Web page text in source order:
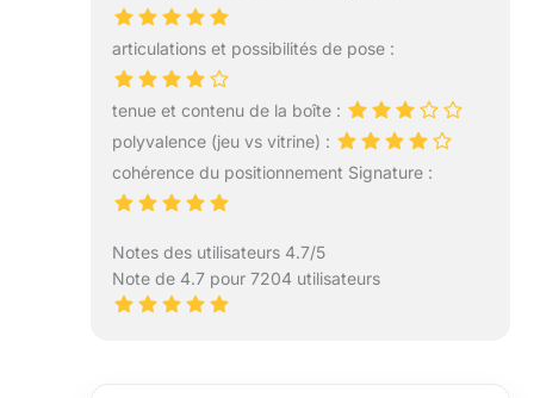
articulations et possibilités de pose :
tenue et contenu de la boîte :
polyvalence (jeu vs vitrine) :
cohérence du positionnement Signature :
Notes des utilisateurs 4.7/5
Note de 4.7 pour 7204 utilisateurs